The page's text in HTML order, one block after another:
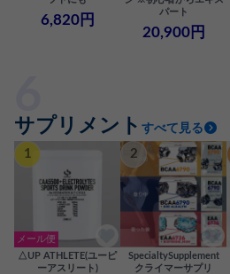
6,820円
パート
20,900円
サプリメント すべて見る
1
メール便
△UP ATHLETE(ユーピ
ーアスリート)
2
SpecialtySupplement
クライマーサプリ